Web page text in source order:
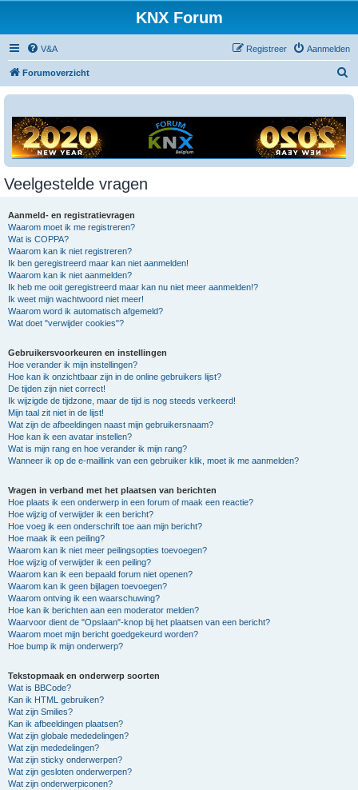
KNX Forum
V&A Aanmelden
Registreer
Forumoverzicht
Veelgestelde vragen
Aanmeld- en registratievragen
Waarom moet ik me registreren?
Wat is COPPA?
Waarom kan ik niet registreren?
Ik ben geregistreerd maar kan niet aanmelden!
Waarom kan ik niet aanmelden?
Ik heb me ooit geregistreerd maar kan nu niet meer aanmelden!?
Ik weet mijn wachtwoord niet meer!
Waarom word ik automatisch afgemeld?
Wat doet "verwijder cookies"?
Gebruikersvoorkeuren en instellingen
Hoe verander ik mijn instellingen?
Hoe kan ik onzichtbaar zijn in de online gebruikers lijst?
De tijden zijn niet correct!
Ik wijzigde de tijdzone, maar de tijd is nog steeds verkeerd!
Mijn taal zit niet in de lijst!
Wat zijn de afbeeldingen naast mijn gebruikersnaam?
Hoe kan ik een avatar instellen?
Wat is mijn rang en hoe verander ik mijn rang?
Wanneer ik op de e-maillink van een gebruiker klik, moet ik me aanmelden?
Vragen in verband met het plaatsen van berichten
Hoe plaats ik een onderwerp in een forum of maak een reactie?
Hoe wijzig of verwijder ik een bericht?
Hoe voeg ik een onderschrift toe aan mijn bericht?
Hoe maak ik een peiling?
Waarom kan ik niet meer peilingsopties toevoegen?
Hoe wijzig of verwijder ik een peiling?
Waarom kan ik een bepaald forum niet openen?
Waarom kan ik geen bijlagen toevoegen?
Waarom ontving ik een waarschuwing?
Hoe kan ik berichten aan een moderator melden?
Waarvoor dient de "Opslaan"-knop bij het plaatsen van een bericht?
Waarom moet mijn bericht goedgekeurd worden?
Hoe bump ik mijn onderwerp?
Tekstopmaak en onderwerp soorten
Wat is BBCode?
Kan ik HTML gebruiken?
Wat zijn Smilies?
Kan ik afbeeldingen plaatsen?
Wat zijn globale mededelingen?
Wat zijn mededelingen?
Wat zijn sticky onderwerpen?
Wat zijn gesloten onderwerpen?
Wat zijn onderwerpiconen?